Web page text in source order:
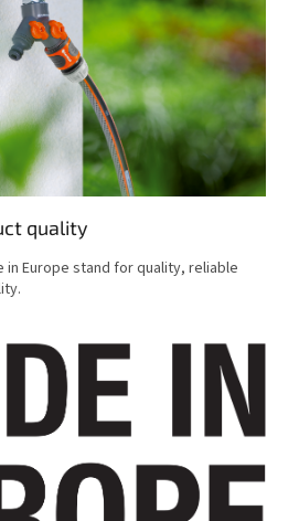
quality
in Europe stand for quality, reliable